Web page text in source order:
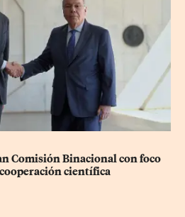
Comisión Binacional con foco
científica